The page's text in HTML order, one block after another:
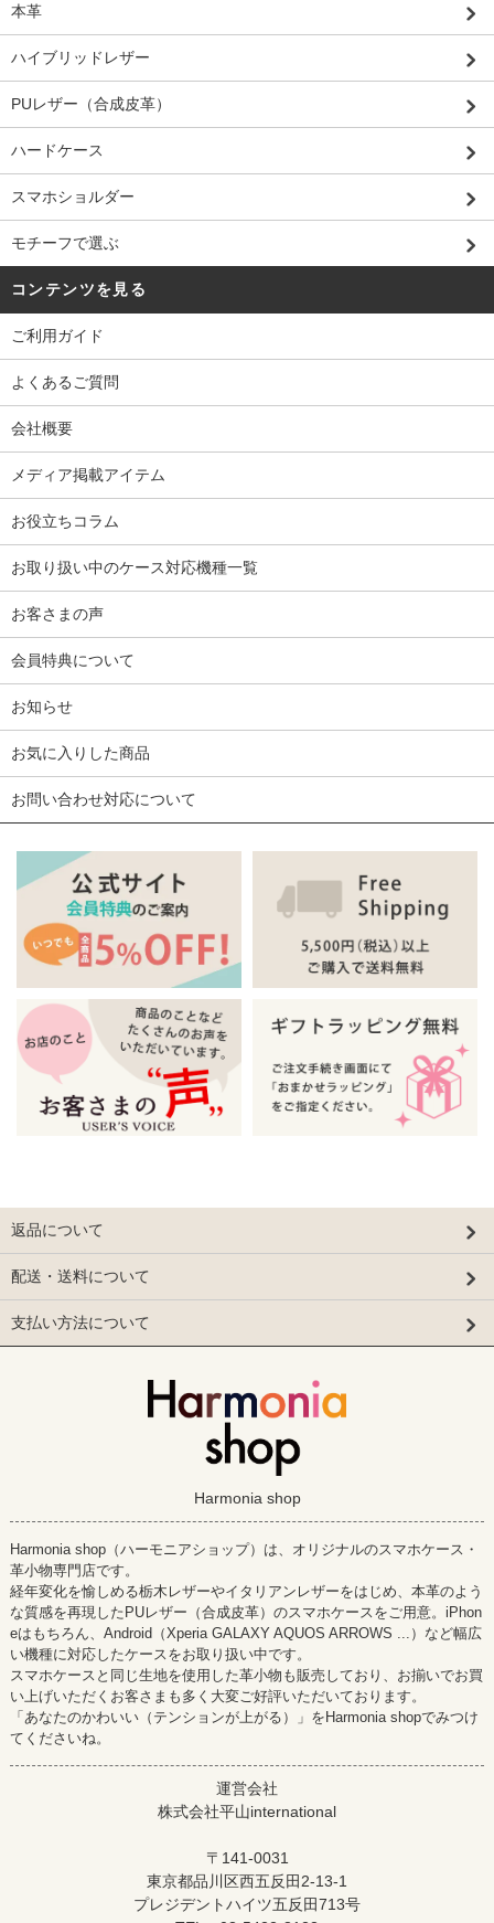
本革
ハイブリッドレザー
PUレザー（合成皮革）
ハードケース
スマホショルダー
モチーフで選ぶ
コンテンツを見る
ご利用ガイド
よくあるご質問
会社概要
メディア掲載アイテム
お役立ちコラム
お取り扱い中のケース対応機種一覧
お客さまの声
会員特典について
お知らせ
お気に入りした商品
お問い合わせ対応について
返品について
配送・送料について
支払い方法について
Harmonia shop
Harmonia shop（ハーモニアショップ）は、オリジナルのスマホケース・
革小物専門店です。
経年変化を愉しめる栃木レザーやイタリアンレザーをはじめ、本革のよう
な質感を再現したPUレザー（合成皮革）のスマホケースをご用意。iPhon
eはもちろん、Android（Xperia GALAXY AQUOS ARROWS ...）など幅広
い機種に対応したケースをお取り扱い中です。
スマホケースと同じ生地を使用した革小物も販売しており、お揃いでお買
い上げいただくお客さまも多く大変ご好評いただいております。
「あなたのかわいい（テンションが上がる）」をHarmonia shopでみつけ
てくださいね。
運営会社
株式会社平山international
〒141-0031
東京都品川区西五反田2-13-1
プレジデントハイツ五反田713号